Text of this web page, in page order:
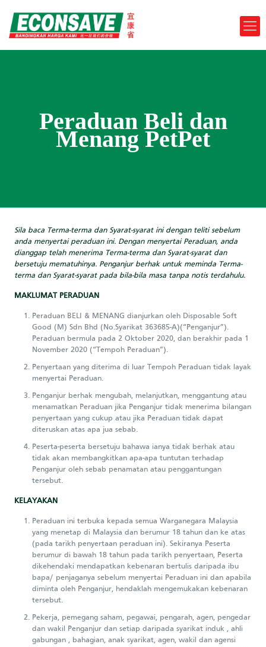
Peraduan Beli dan
Menang PetPet
Sila baca Terma-terma dan Syarat-syarat ini dengan teliti sebelum
anda menyertai peraduan ini. Dengan menyertai Peraduan, anda
dianggap telah menerima Terma-terma dan Syarat-syarat dan
bersetuju mematuhinya. Penganjur berhak untuk meminda Terma-
terma dan Syarat-syarat pada bila-bila masa tanpa notis terdahulu.
MAKLUMAT PERADUAN
Peraduan BELI & MENANG dianjurkan oleh Disposable Soft
Good (M) Sdn Bhd (No.Syarikat 363685-A)(“Penganjur”).
Peraduan bermula pada 2 Oktober 2020, dan berakhir pada 1
November 2020 (“Tempoh Peraduan”).
Penyertaan yang diterima di luar Tempoh Peraduan tidak layak
menyertai Peraduan.
Penganjur berhak mengubah, melanjutkan, menggantung atau
menamatkan Peraduan jika Penganjur tidak menerima bilangan
penyertaan yang cukup atau jika Peraduan tidak dapat
diteruskan atas apa jua sebab.
Peserta-peserta bersetuju bahawa ianya tidak berhak atau
tidak akan membangkitkan apa-apa tuntutan terhadap
Penganjur oleh sebab penamatan atau penggantungan
tersebut.
KELAYAKAN
Peraduan ini terbuka kepada semua Warganegara Malaysia
yang menetap di Malaysia dan berumur 18 tahun dan ke atas
(pada tarikh penyertaan peraduan ini). Sekiranya Peserta
berumur di bawah 18 tahun pada tarikh penyertaan, Peserta
dikehendaki mendapatkan kebenaran bertulis daripada ibu
bapa/ penjaganya sebelum menyertai Peraduan ini dan apabila
diminta oleh Penganjur, hendaklah mengemukakan kebenaran
tersebut.
Pekerja, pemegang saham, pegawai, pengarah, agen, pengedar
dan wakil Penganjur dan setiap daripada syarikat induk , ahli
gabungan , bahagian, anak syarikat, agen, wakil dan agensi